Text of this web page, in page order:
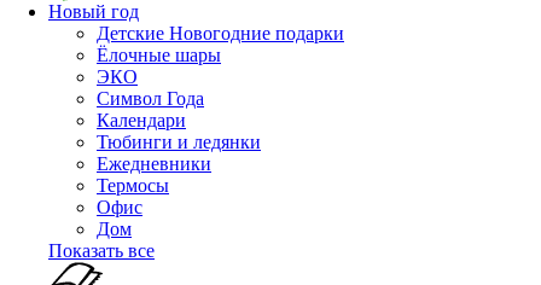
Новый год
Детские Новогодние подарки
Ёлочные шары
ЭКО
Символ Года
Календари
Тюбинги и ледянки
Ежедневники
Термосы
Офис
Дом
Показать все